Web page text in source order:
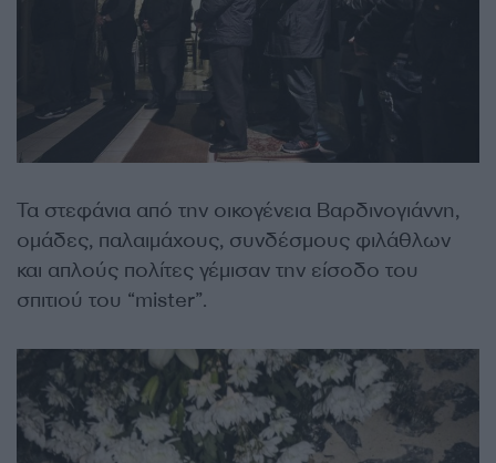
Τα στεφάνια από την οικογένεια Βαρδινογιάννη,
ομάδες, παλαιμάχους, συνδέσμους φιλάθλων
και απλούς πολίτες γέμισαν την είσοδο του
σπιτιού του “mister”.